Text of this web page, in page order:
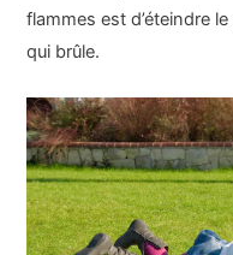
flammes est d’éteindre
qui brûle.